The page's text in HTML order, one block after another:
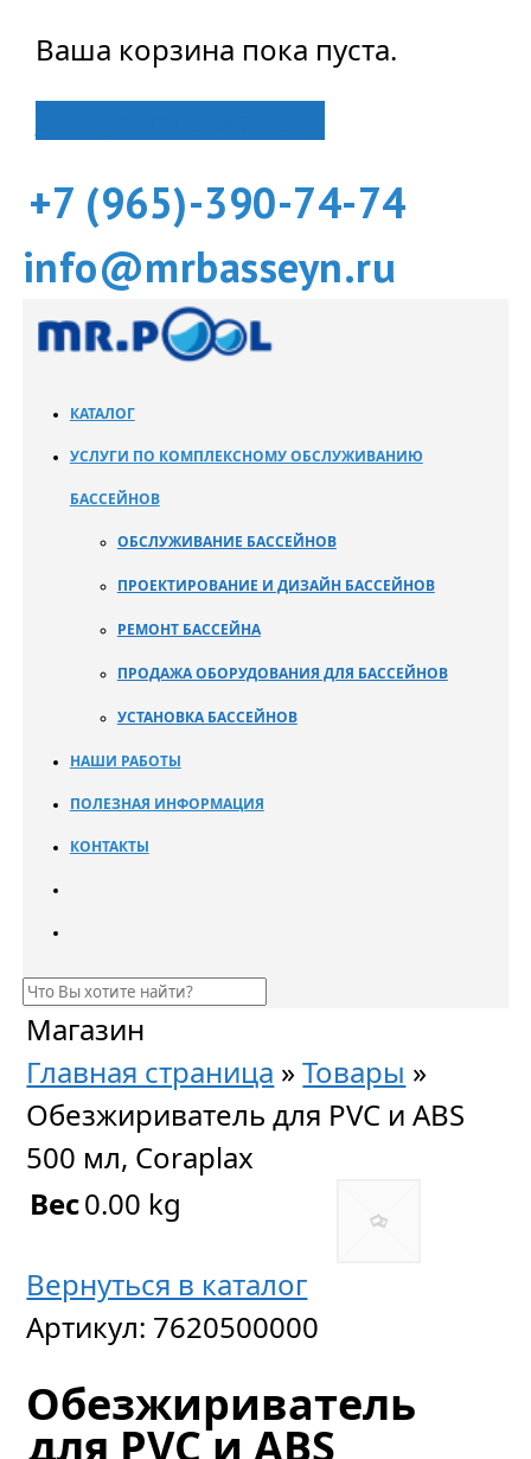
Ваша корзина пока пуста.
+7 (965)-390-74-74
info@mrbasseyn.ru
КАТАЛОГ
УСЛУГИ ПО КОМПЛЕКСНОМУ ОБСЛУЖИВАНИЮ
БАССЕЙНОВ
ОБСЛУЖИВАНИЕ БАССЕЙНОВ
ПРОЕКТИРОВАНИЕ И ДИЗАЙН БАССЕЙНОВ
РЕМОНТ БАССЕЙНА
ПРОДАЖА ОБОРУДОВАНИЯ ДЛЯ БАССЕЙНОВ
УСТАНОВКА БАССЕЙНОВ
НАШИ РАБОТЫ
ПОЛЕЗНАЯ ИНФОРМАЦИЯ
КОНТАКТЫ
Магазин
Главная страница »Товары »
Обезжириватель для PVC и ABS
500 мл, Coraplax
Вернуться в каталог
Артикул: 7620500000
Обезжириватель
для PVC и ABS
Вес0.00 kg